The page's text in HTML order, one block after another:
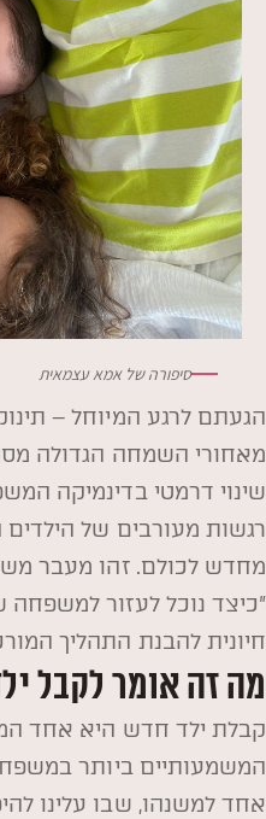
סיפורה של אמא עצמאית
הגעתם לרגע המיוחל –
מאחורי השמחה הגדולה
שינוי דרמטי בדינמיקה
רגשות מעורבים של הילדים
מחדש לכולם. זהו מעבר
"כיצד נוכל לעזור
חיונית להבנת התהליך
מה זה אומר לקבל
קבלת ילד חדש היא אחד
המשמעותיים ביותר
אחד למשנהו, שבו עלינו